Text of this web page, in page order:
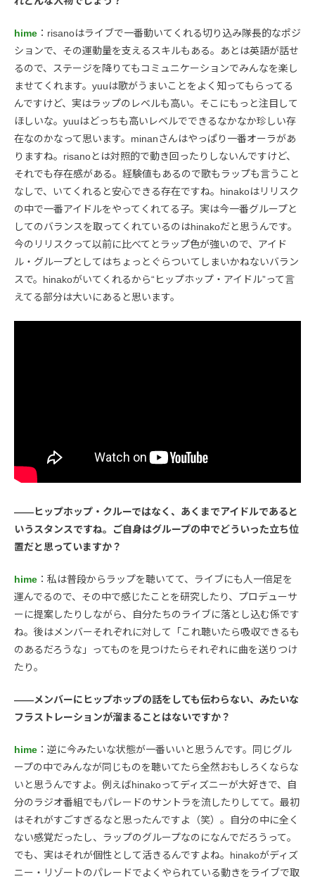
hime ：risanoはライブで一番動いてくれる切り込み隊長的なポジ
ションで、その運動量を支えるスキルもある。あとは英語が話せ
るので、ステージを降りてもコミュニケーションでみんなを楽し
ませてくれます。yuuは歌がうまいことをよく知ってもらってる
んですけど、実はラップのレベルも高い。そこにもっと注目して
ほしいな。yuuはどっちも高いレベルでできるなかなか珍しい存
在なのかなって思います。minanさんはやっぱり一番オーラがあ
りますね。risanoとは対照的で動き回ったりしないんですけど、
それでも存在感がある。経験値もあるので歌もラップも言うこと
なしで、いてくれると安心できる存在ですね。hinakoはリリスク
の中で一番アイドルをやってくれてる子。実は今一番グループと
してのバランスを取ってくれているのはhinakoだと思うんです。
今のリリスクって以前に比べてとラップ色が強いので、アイド
ル・グループとしてはちょっとぐらついてしまいかねないバラン
スで。hinakoがいてくれるから“ヒップホップ・アイドル”って言
えてる部分は大いにあると思います。
――ヒップホップ・クルーではなく、あくまでアイドルであると
いうスタンスですね。ご自身はグループの中でどういった立ち位
置だと思っていますか？
hime ：私は普段からラップを聴いてて、ライブにも人一倍足を
運んでるので、その中で感じたことを研究したり、プロデューサ
ーに提案したりしながら、自分たちのライブに落とし込む係です
ね。後はメンバーそれぞれに対して「これ聴いたら吸収できるも
のあるだろうな」ってものを見つけたらそれぞれに曲を送りつけ
たり。
――メンバーにヒップホップの話をしても伝わらない、みたいな
フラストレーションが溜まることはないですか？
hime ：逆に今みたいな状態が一番いいと思うんです。同じグル
ープの中でみんなが同じものを聴いてたら全然おもしろくならな
いと思うんですよ。例えばhinakoってディズニーが大好きで、自
分のラジオ番組でもパレードのサントラを流したりしてて。最初
はそれがすごすぎるなと思ったんですよ（笑）。自分の中に全く
ない感覚だったし、ラップのグループなのになんでだろうって。
でも、実はそれが個性として活きるんですよね。hinakoがディズ
ニー・リゾートのパレードでよくやられている動きをライブで取